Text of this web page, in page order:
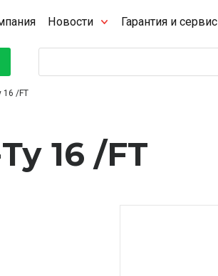
Новости Гарантия и сервис
16 /FT
16 /FT